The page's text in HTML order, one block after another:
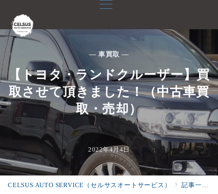
問い合わせ — 車買取 —
【トヨタ・ランドクルーザー】買
取させて頂きました！（中古車買
取・売却）
2022年4月4日
CELSUS AUTO SERVICE（セルサスオートサービス） 記事一覧